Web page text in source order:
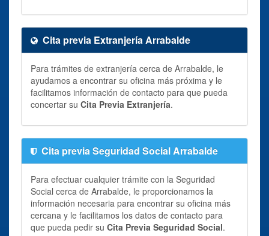
Cita previa Extranjería Arrabalde
Para trámites de extranjería cerca de Arrabalde, le
ayudamos a encontrar su oficina más próxima y le
facilitamos información de contacto para que pueda
concertar su Cita Previa Extranjería.
Cita previa Seguridad Social Arrabalde
Para efectuar cualquier trámite con la Seguridad
Social cerca de Arrabalde, le proporcionamos la
información necesaria para encontrar su oficina más
cercana y le facilitamos los datos de contacto para
que pueda pedir su Cita Previa Seguridad Social.